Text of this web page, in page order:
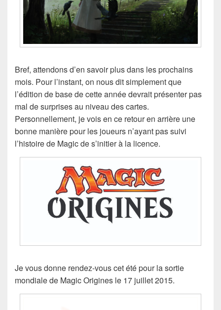
Bref, attendons d’en savoir plus dans les prochains
mois. Pour l’instant, on nous dit simplement que
l’édition de base de cette année devrait présenter pas
mal de surprises au niveau des cartes.
Personnellement, je vois en ce retour en arrière une
bonne manière pour les joueurs n’ayant pas suivi
l’histoire de Magic de s’initier à la licence.
Je vous donne rendez-vous cet été pour la sortie
mondiale de Magic Origines le 17 juillet 2015.